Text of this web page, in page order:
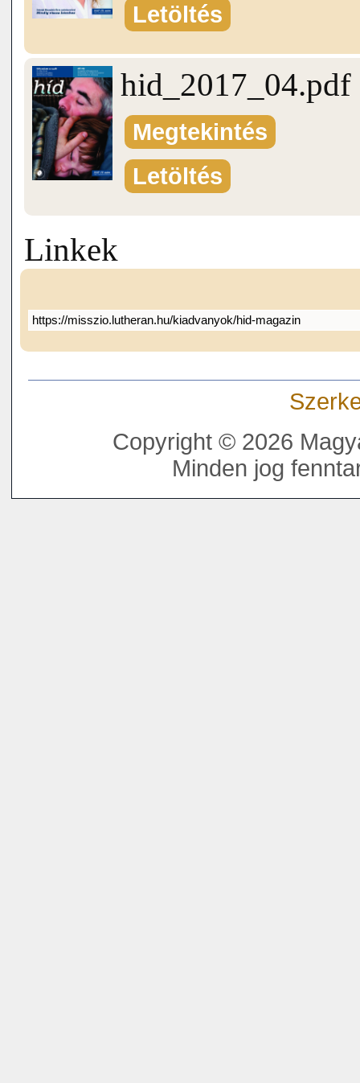
Letöltés
hid_2017_04.pdf
Megtekintés
Letöltés
Linkek
https://misszio.lutheran.hu/kiadvanyok/hid-magazin
Copyright © 2026
Minden jog